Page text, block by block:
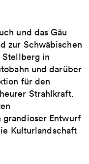
und das Gäu
zur Schwäbischen
Stellberg in
und darüber
für den
Strahlkraft.
Entwurf
Kulturlandschaft